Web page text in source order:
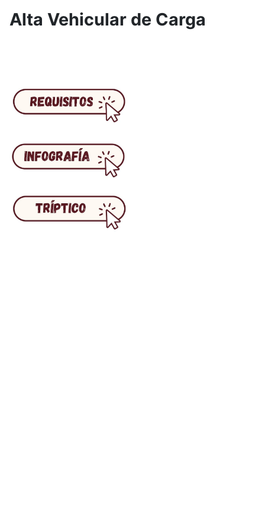
Alta Vehicular de Carga